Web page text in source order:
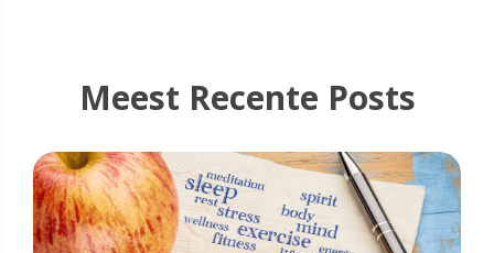
Meest Recente Posts